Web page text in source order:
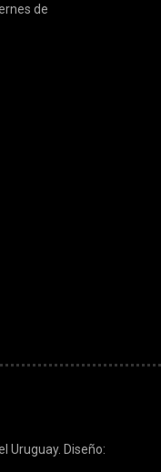
de
Uruguay. Diseño: